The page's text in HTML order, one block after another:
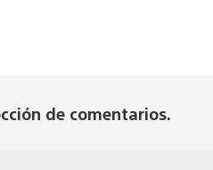
de comentarios.